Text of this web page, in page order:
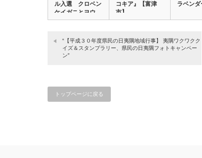
ル入選 クロベン
ケイガニとヨウ
素…
コキア』【富津
市】
ラベンダ
“【平成３０年度県民の日夷隅地域行事】 夷隅ワクワクク
イズ＆スタンプラリー、県民の日夷隅フォトキャンペー
ン”
トップページに戻る